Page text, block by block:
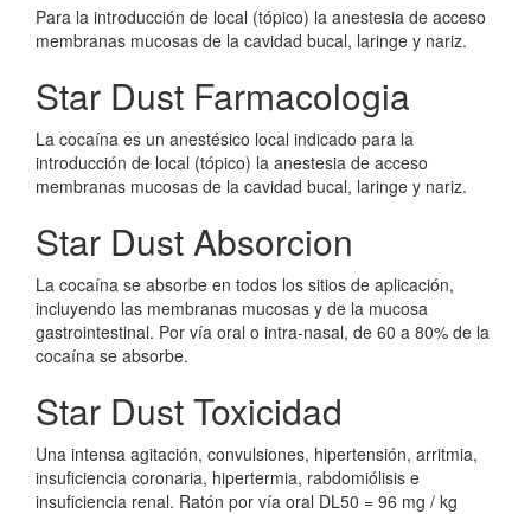
Para la introducción de local (tópico) la anestesia de acceso
membranas mucosas de la cavidad bucal, laringe y nariz.
Star Dust Farmacologia
La cocaína es un anestésico local indicado para la
introducción de local (tópico) la anestesia de acceso
membranas mucosas de la cavidad bucal, laringe y nariz.
Star Dust Absorcion
La cocaína se absorbe en todos los sitios de aplicación,
incluyendo las membranas mucosas y de la mucosa
gastrointestinal. Por vía oral o intra-nasal, de 60 a 80% de la
cocaína se absorbe.
Star Dust Toxicidad
Una intensa agitación, convulsiones, hipertensión, arritmia,
insuficiencia coronaria, hipertermia, rabdomiólisis e
insuficiencia renal. Ratón por vía oral DL50 = 96 mg / kg